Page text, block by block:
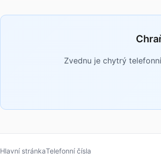
Zvednu je chytrý
Hlavní stránkaTelefonní čísla